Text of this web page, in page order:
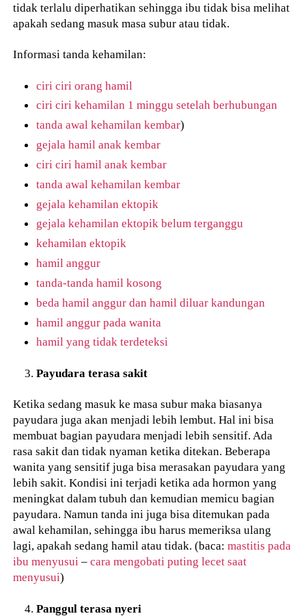
tidak terlalu diperhatikan sehingga ibu tidak bisa melihat
apakah sedang masuk masa subur atau tidak.
Informasi tanda kehamilan:
ciri ciri orang hamil
ciri ciri kehamilan 1 minggu setelah berhubungan
tanda awal kehamilan kembar)
gejala hamil anak kembar
ciri ciri hamil anak kembar
tanda awal kehamilan kembar
gejala kehamilan ektopik
gejala kehamilan ektopik belum terganggu
kehamilan ektopik
hamil anggur
tanda-tanda hamil kosong
beda hamil anggur dan hamil diluar kandungan
hamil anggur pada wanita
hamil yang tidak terdeteksi
Payudara terasa sakit
Ketika sedang masuk ke masa subur maka biasanya
payudara juga akan menjadi lebih lembut. Hal ini bisa
membuat bagian payudara menjadi lebih sensitif. Ada
rasa sakit dan tidak nyaman ketika ditekan. Beberapa
wanita yang sensitif juga bisa merasakan payudara yang
lebih sakit. Kondisi ini terjadi ketika ada hormon yang
meningkat dalam tubuh dan kemudian memicu bagian
payudara. Namun tanda ini juga bisa ditemukan pada
awal kehamilan, sehingga ibu harus memeriksa ulang
lagi, apakah sedang hamil atau tidak. (baca:mastitis pada
ibu menyusui –cara mengobati puting lecet saat
menyusui)
Panggul terasa nyeri